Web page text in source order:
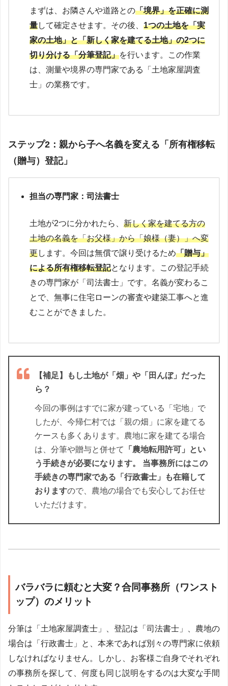
まずは、お隣さんや道路との「境界」を正確に測
量して確定させます。その後、 1つの土地を「実
家の土地」と「新しく家を建てる土地」の2つに
切り分ける「分筆登記」を行います。この作業
は、測量や境界の専門家である「土地家屋調査
士」の業務です。
ステップ2：親から子へ名義を変える「所有権移転
（贈与）登記」
担当の専門家：司法書士
土地が2つに分かれたら、 新しく家を建てる方の
土地の名義を「お父様」から「娘様（妻）」へ変
更します。今回は無償で譲り受けるため「贈与」
による所有権移転登記となります。この登記手続
きの専門家が「司法書士」です。名義が変わるこ
とで、無事に住宅ローンの審査や建築工事へと進
むことができました。
【補足】もし土地が「畑」や「田んぼ」だった
ら？
今回の事例はすでに家が建っている「宅地」で
したが、今帰仁村では「親の畑」に家を建てる
ケースも多くあります。農地に家を建てる場合
は、分筆や贈与と併せて
「農地転用許可」
とい
う手続きが必要になります。 当事務所にはこの
手続きの専門家である 「行政書士」も在籍して
おりますので、農地の場合でも安心してお任せ
いただけます。
バラバラに頼むと大変？合同事務所（ワンスト
ップ）のメリット
分筆は「土地家屋調査士」、登記は「司法書士」、農地の
場合は「行政書士」と、本来であれば別々の専門家に依頼
しなければなりません。しかし、お客様ご自身でそれぞれ
の事務所を探して、何度も同じ説明をするのは大変な手間